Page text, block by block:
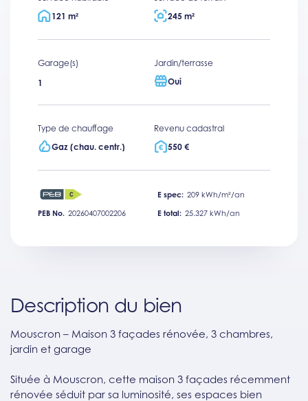
121 m²
245 m²
Garage(s)
1
Jardin/terrasse
Oui
Type de chauffage
Gaz (chau. centr.)
Revenu cadastral
550 €
E spec: 209 kWh/m²/an
PEB No. 20260407002206 E total: 25.327 kWh/an
Description du bien
Mouscron – Maison 3 façades rénovée, 3 chambres,
jardin et garage
Située à Mouscron, cette maison 3 façades récemment
rénovée séduit par sa luminosité, ses espaces bien